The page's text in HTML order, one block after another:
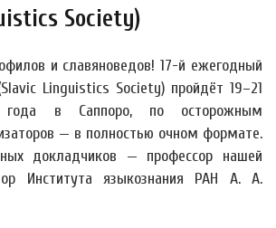
Society)
и славяноведов! 17-й ежегодный
Linguistics Society) пройдёт 19–21
года в Саппоро, по осторожным
— в полностью очном формате.
докладчиков — профессор нашей
Института языкознания РАН А. А.